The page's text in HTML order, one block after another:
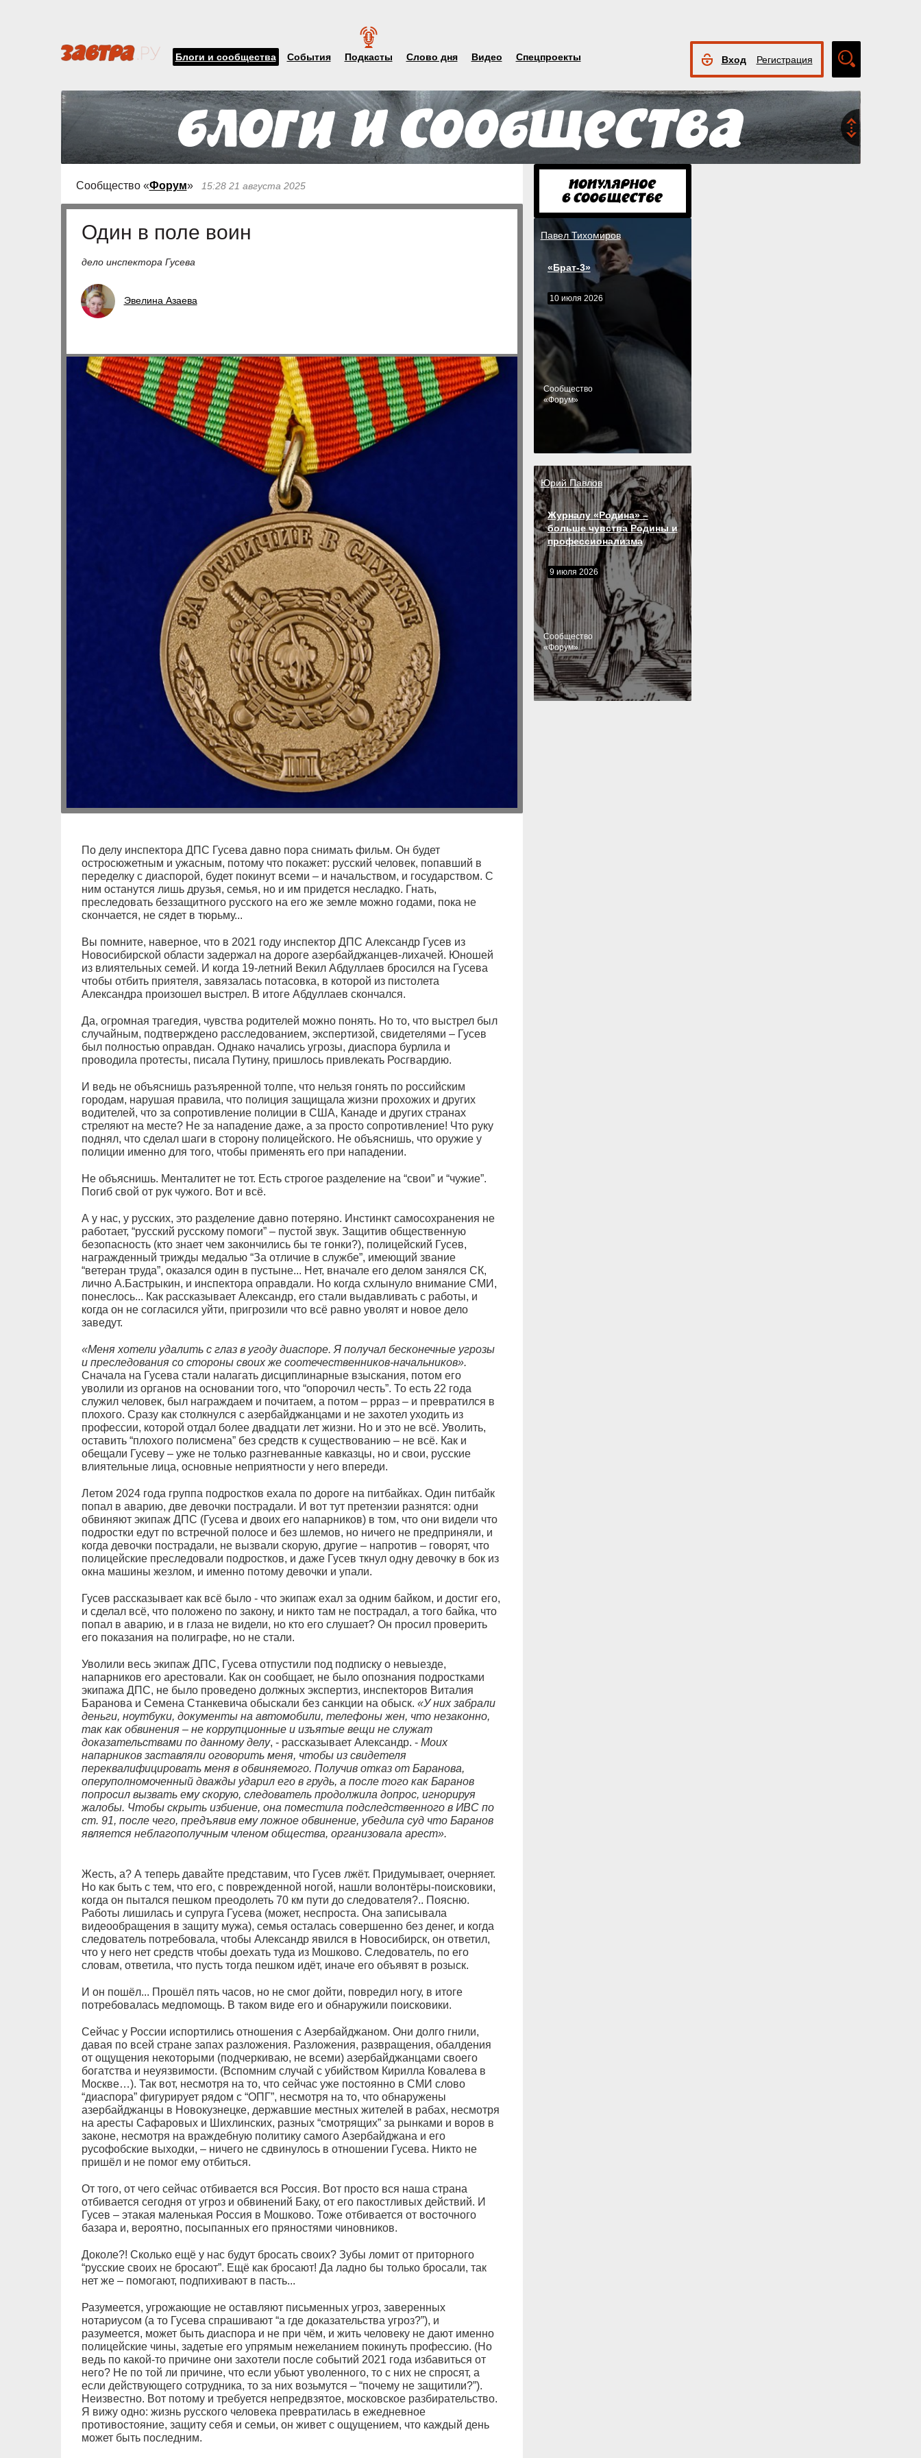
Блоги и сообщества События Подкасты Слово дня Видео Спецпроекты Вход Регистрация
поиск
Сообщество «Форум» 15:28 21 августа 2025
Один в поле воин
дело инспектора Гусева
Эвелина Азаева
По делу инспектора ДПС Гусева давно пора снимать фильм. Он будет
остросюжетным и ужасным, потому что покажет: русский человек, попавший в
переделку с диаспорой, будет покинут всеми – и начальством, и государством. С
ним останутся лишь друзья, семья, но и им придется несладко. Гнать,
преследовать беззащитного русского на его же земле можно годами, пока не
скончается, не сядет в тюрьму...
Вы помните, наверное, что в 2021 году инспектор ДПС Александр Гусев из
Новосибирской области задержал на дороге азербайджанцев-лихачей. Юношей
из влиятельных семей. И когда 19-летний Векил Абдуллаев бросился на Гусева
чтобы отбить приятеля, завязалась потасовка, в которой из пистолета
Александра произошел выстрел. В итоге Абдуллаев скончался.
Да, огромная трагедия, чувства родителей можно понять. Но то, что выстрел был
случайным, подтверждено расследованием, экспертизой, свидетелями – Гусев
был полностью оправдан. Однако начались угрозы, диаспора бурлила и
проводила протесты, писала Путину, пришлось привлекать Росгвардию.
И ведь не объяснишь разъяренной толпе, что нельзя гонять по российским
городам, нарушая правила, что полиция защищала жизни прохожих и других
водителей, что за сопротивление полиции в США, Канаде и других странах
стреляют на месте? Не за нападение даже, а за просто сопротивление! Что руку
поднял, что сделал шаги в сторону полицейского. Не объяснишь, что оружие у
полиции именно для того, чтобы применять его при нападении.
Не объяснишь. Менталитет не тот. Есть строгое разделение на “свои” и “чужие”.
Погиб свой от рук чужого. Вот и всё.
А у нас, у русских, это разделение давно потеряно. Инстинкт самосохранения не
работает, “русский русскому помоги” – пустой звук. Защитив общественную
безопасность (кто знает чем закончились бы те гонки?), полицейский Гусев,
награжденный трижды медалью “За отличие в службе”, имеющий звание
“ветеран труда”, оказался один в пустыне... Нет, вначале его делом занялся СК,
лично А.Бастрыкин, и инспектора оправдали. Но когда схлынуло внимание СМИ,
понеслось... Как рассказывает Александр, его стали выдавливать с работы, и
когда он не согласился уйти, пригрозили что всё равно уволят и новое дело
заведут.
«Меня хотели удалить с глаз в угоду диаспоре. Я получал бесконечные угрозы
и преследования со стороны своих же соотечественников-начальников».
Сначала на Гусева стали налагать дисциплинарные взыскания, потом его
уволили из органов на основании того, что “опорочил честь”. То есть 22 года
служил человек, был награждаем и почитаем, а потом – ррраз – и превратился в
плохого. Сразу как столкнулся с азербайджанцами и не захотел уходить из
профессии, которой отдал более двадцати лет жизни. Но и это не всё. Уволить,
оставить “плохого полисмена” без средств к существованию – не всё. Как и
обещали Гусеву – уже не только разгневанные кавказцы, но и свои, русские
влиятельные лица, основные неприятности у него впереди.
Летом 2024 года группа подростков ехала по дороге на питбайках. Один питбайк
попал в аварию, две девочки пострадали. И вот тут претензии разнятся: одни
обвиняют экипаж ДПС (Гусева и двоих его напарников) в том, что они видели что
подростки едут по встречной полосе и без шлемов, но ничего не предприняли, и
когда девочки пострадали, не вызвали скорую, другие – напротив – говорят, что
полицейские преследовали подростков, и даже Гусев ткнул одну девочку в бок из
окна машины жезлом, и именно потому девочки и упали.
Гусев рассказывает как всё было - что экипаж ехал за одним байком, и достиг его,
и сделал всё, что положено по закону, и никто там не пострадал, а того байка, что
попал в аварию, и в глаза не видели, но кто его слушает? Он просил проверить
его показания на полиграфе, но не стали.
Уволили весь экипаж ДПС, Гусева отпустили под подписку о невыезде,
напарников его арестовали. Как он сообщает, не было опознания подростками
экипажа ДПС, не было проведено должных экспертиз, инспекторов Виталия
Баранова и Семена Станкевича обыскали без санкции на обыск. «У них забрали
деньги, ноутбуки, документы на автомобили, телефоны жен, что незаконно,
так как обвинения – не коррупционные и изъятые вещи не служат
доказательствами по данному делу, - рассказывает Александр. - Моих
напарников заставляли оговорить меня, чтобы из свидетеля
переквалифицировать меня в обвиняемого. Получив отказ от Баранова,
оперуполномоченный дважды ударил его в грудь, а после того как Баранов
попросил вызвать ему скорую, следователь продолжила допрос, игнорируя
жалобы. Чтобы скрыть избиение, она поместила подследственного в ИВС по
ст. 91, после чего, предъявив ему ложное обвинение, убедила суд что Баранов
является неблагополучным членом общества, организовала арест».
Жесть, а? А теперь давайте представим, что Гусев лжёт. Придумывает, очерняет.
Но как быть с тем, что его, с поврежденной ногой, нашли волонтёры-поисковики,
когда он пытался пешком преодолеть 70 км пути до следователя?.. Поясню.
Работы лишилась и супруга Гусева (может, неспроста. Она записывала
видеообращения в защиту мужа), семья осталась совершенно без денег, и когда
следователь потребовала, чтобы Александр явился в Новосибирск, он ответил,
что у него нет средств чтобы доехать туда из Мошково. Следователь, по его
словам, ответила, что пусть тогда пешком идёт, иначе его объявят в розыск.
И он пошёл... Прошёл пять часов, но не смог дойти, повредил ногу, в итоге
потребовалась медпомощь. В таком виде его и обнаружили поисковики.
Сейчас у России испортились отношения с Азербайджаном. Они долго гнили,
давая по всей стране запах разложения. Разложения, развращения, обалдения
от ощущения некоторыми (подчеркиваю, не всеми) азербайджанцами своего
богатства и неуязвимости. (Вспомним случай с убийством Кирилла Ковалева в
Москве…). Так вот, несмотря на то, что сейчас уже постоянно в СМИ слово
“диаспора” фигурирует рядом с “ОПГ”, несмотря на то, что обнаружены
азербайджанцы в Новокузнецке, державшие местных жителей в рабах, несмотря
на аресты Сафаровых и Шихлинских, разных “смотрящих” за рынками и воров в
законе, несмотря на враждебную политику самого Азербайджана и его
русофобские выходки, – ничего не сдвинулось в отношении Гусева. Никто не
пришёл и не помог ему отбиться.
От того, от чего сейчас отбивается вся Россия. Вот просто вся наша страна
отбивается сегодня от угроз и обвинений Баку, от его пакостливых действий. И
Гусев – этакая маленькая Россия в Мошково. Тоже отбивается от восточного
базара и, вероятно, посыпанных его пряностями чиновников.
Доколе?! Сколько ещё у нас будут бросать своих? Зубы ломит от приторного
“русские своих не бросают”. Ещё как бросают! Да ладно бы только бросали, так
нет же – помогают, подпихивают в пасть...
Разумеется, угрожающие не оставляют письменных угроз, заверенных
нотариусом (а то Гусева спрашивают “а где доказательства угроз?”), и
разумеется, может быть диаспора и не при чём, и жить человеку не дают именно
полицейские чины, задетые его упрямым нежеланием покинуть профессию. (Но
ведь по какой-то причине они захотели после событий 2021 года избавиться от
него? Не по той ли причине, что если убьют уволенного, то с них не спросят, а
если действующего сотрудника, то за них возьмутся – “почему не защитили?”).
Неизвестно. Вот потому и требуется непредвзятое, московское разбирательство.
Я вижу одно: жизнь русского человека превратилась в ежедневное
противостояние, защиту себя и семьи, он живет с ощущением, что каждый день
может быть последним.
Павел Тихомиров
«Брат-3»
10 июля 2026
Cообщество
«Форум»
Юрий Павлов
Журналу «Родина» –
больше чувства Родины и
профессионализма
9 июля 2026
Cообщество
«Форум»